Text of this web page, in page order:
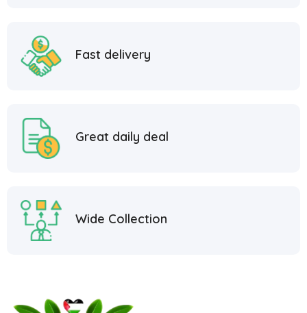
Fast delivery
Great daily deal
Wide Collection